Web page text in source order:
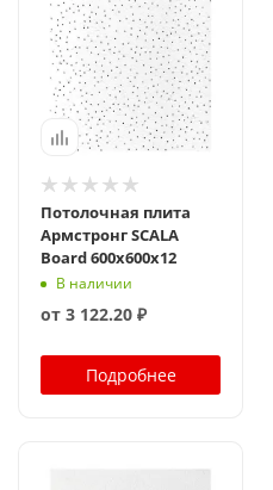
Потолочная плита
Армстронг SCALA
Board 600x600x12
В наличии
от 3 122.20 ₽
Подробнее